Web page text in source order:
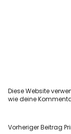
Diese Website
wie deine
Vorheriger Beitrag